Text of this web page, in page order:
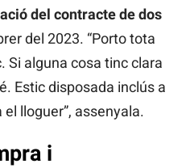
del contracte de dos
del 2023. “Porto tota
Si alguna cosa tinc clara
Estic disposada inclús a
lloguer”, assenyala.
i